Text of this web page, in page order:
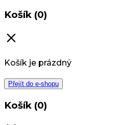
Košík (0)
Košík je prázdný
Přejít do e-shopu
Košík (0)